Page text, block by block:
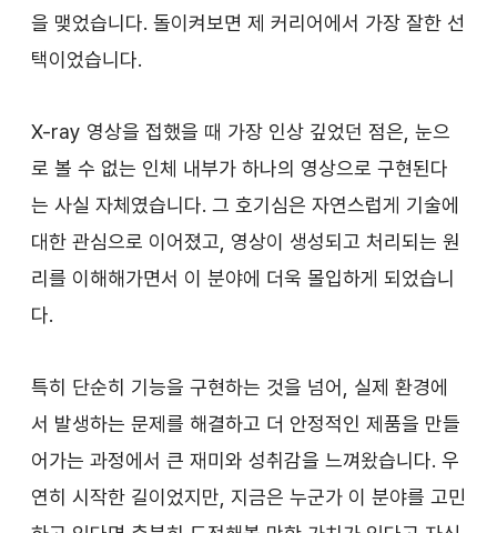
을 맺었습니다. 돌이켜보면 제 커리어에서 가장 잘한 선
택이었습니다.
X-ray 영상을 접했을 때 가장 인상 깊었던 점은, 눈으
로 볼 수 없는 인체 내부가 하나의 영상으로 구현된다
는 사실 자체였습니다. 그 호기심은 자연스럽게 기술에
대한 관심으로 이어졌고, 영상이 생성되고 처리되는 원
리를 이해해가면서 이 분야에 더욱 몰입하게 되었습니
다.
특히 단순히 기능을 구현하는 것을 넘어, 실제 환경에
서 발생하는 문제를 해결하고 더 안정적인 제품을 만들
어가는 과정에서 큰 재미와 성취감을 느껴왔습니다. 우
연히 시작한 길이었지만, 지금은 누군가 이 분야를 고민